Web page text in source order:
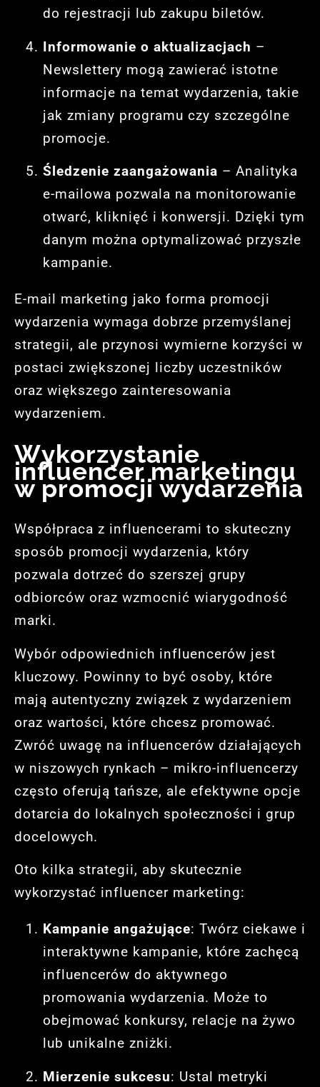
do rejestracji lub zakupu biletów.
Informowanie o aktualizacjach –
Newslettery mogą zawierać istotne
informacje na temat wydarzenia, takie
jak zmiany programu czy szczególne
promocje.
Śledzenie zaangażowania – Analityka
e-mailowa pozwala na monitorowanie
otwarć, kliknięć i konwersji. Dzięki tym
danym można optymalizować przyszłe
kampanie.
E-mail marketing jako forma promocji
wydarzenia wymaga dobrze przemyślanej
strategii, ale przynosi wymierne korzyści w
postaci zwiększonej liczby uczestników
oraz większego zainteresowania
wydarzeniem.
Wykorzystanie
influencer marketingu
w promocji wydarzenia
Współpraca z influencerami to skuteczny
sposób promocji wydarzenia, który
pozwala dotrzeć do szerszej grupy
odbiorców oraz wzmocnić wiarygodność
marki.
Wybór odpowiednich influencerów jest
kluczowy. Powinny to być osoby, które
mają autentyczny związek z wydarzeniem
oraz wartości, które chcesz promować.
Zwróć uwagę na influencerów działających
w niszowych rynkach – mikro-influencerzy
często oferują tańsze, ale efektywne opcje
dotarcia do lokalnych społeczności i grup
docelowych.
Oto kilka strategii, aby skutecznie
wykorzystać influencer marketing:
Kampanie angażujące: Twórz ciekawe i
interaktywne kampanie, które zachęcą
influencerów do aktywnego
promowania wydarzenia. Może to
obejmować konkursy, relacje na żywo
lub unikalne zniżki.
Mierzenie sukcesu: Ustal metryki